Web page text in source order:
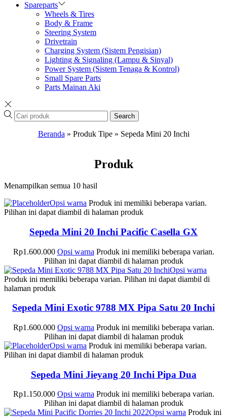
Spareparts
Wheels & Tires
Body & Frame
Steering System
Drivetrain
Charging System (Sistem Pengisian)
Lighting & Signaling (Lampu & Sinyal)
Power System (Sistem Tenaga & Kontrol)
Small Spare Parts
Parts Mainan Aki
Search
Beranda » Produk Tipe» Sepeda Mini 20 Inchi
Produk
Menampilkan semua 10 hasil
Opsi warna Produk ini memiliki beberapa varian.
Pilihan ini dapat diambil di halaman produk
Sepeda Mini 20 Inchi Pacific Casella GX
Rp1.600.000 Opsi warna Produk ini memiliki beberapa varian.
Pilihan ini dapat diambil di halaman produk
Opsi warna
Produk ini memiliki beberapa varian. Pilihan ini dapat diambil di
halaman produk
Sepeda Mini Exotic 9788 MX Pipa Satu 20 Inchi
Rp1.600.000 Opsi warna Produk ini memiliki beberapa varian.
Pilihan ini dapat diambil di halaman produk
Opsi warna Produk ini memiliki beberapa varian.
Pilihan ini dapat diambil di halaman produk
Sepeda Mini Jieyang 20 Inchi Pipa Dua
Rp1.150.000 Opsi warna Produk ini memiliki beberapa varian.
Pilihan ini dapat diambil di halaman produk
Opsi warna Produk ini